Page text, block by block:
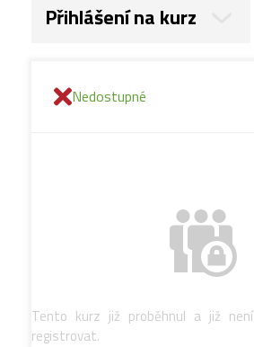
Přihlášení na kurz
Nedostupné
Tento kurz již proběhnul a již
registrovat.